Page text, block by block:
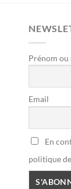
Prénom
Email
En
politique